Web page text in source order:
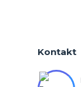
Kontakt